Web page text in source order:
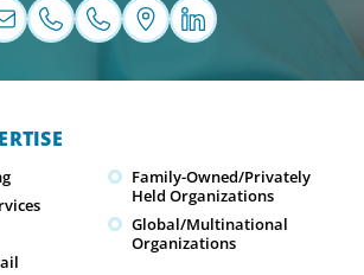
Family-Owned/Privately
Held Organizations
Global/Multinational
Organizations